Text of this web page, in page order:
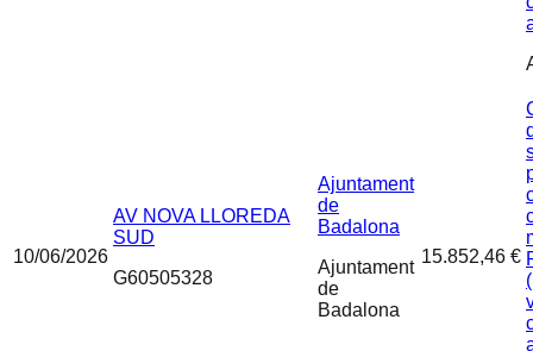
10/06/2026
AV NOVA LLOREDA
SUD
G60505328
Ajuntament
de
Badalona
Ajuntament
de
Badalona
15.852,46 €